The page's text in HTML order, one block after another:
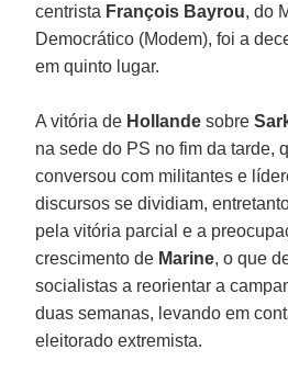
centrista François Bayrou, do
Democrático (Modem), foi a
em quinto lugar.
A vitória de Hollandesobre
na sede do PS no fim da tarde,
conversou com militantes e
discursos se dividiam,
pela vitória parcial e a
crescimento de Marine, o que
socialistas a reorientar a
duas semanas, levando em
eleitorado extremista.